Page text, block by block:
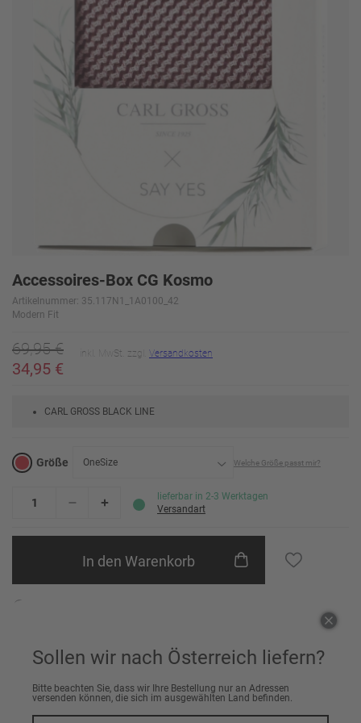
Accessoires-Box CG Kosmo
Artikelnummer: 35.117N1_1A0100_42
Modern Fit
69,95 €
34,95 €
inkl. MwSt. zzgl. Versandkosten
CARL GROSS BLACK LINE
Größe OneSize Welche Größe passt mir?
lieferbar in 2-3 Werktagen
Versandart
In den Warenkorb
Artikeldetails
Sollen wir nach Österreich liefern?
Bitte beachten Sie, dass wir Ihre Bestellung nur an Adressen
versenden können, die sich im ausgewählten Land befinden.